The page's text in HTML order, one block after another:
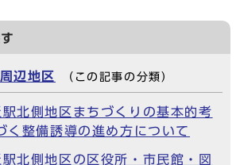
辺地区 （この記事の分類）
駅北側地区まちづくりの基本的考
く整備誘導の進め方について
駅北側地区の区役所・市民館・図